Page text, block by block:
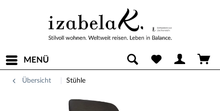
MENÜ
Übersicht Stühle